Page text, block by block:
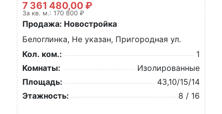
7 361 480,00 ₽
За кв. м.: 170 800 ₽
Продажа: Новостройка
Белоглинка, Не указан, Пригородная ул.
Кол. ком.:
1
Комнаты:
Изолированные
Площадь:
43,10/15/14
Этажность:
8 / 16